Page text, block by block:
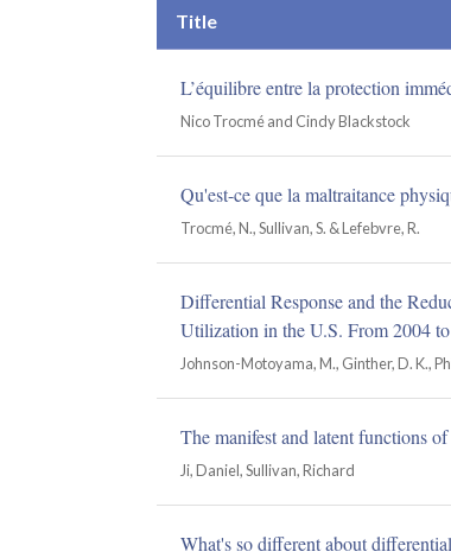
Title
L’équilibre entre la protection
Nico Trocmé and Cindy Blackstock
Qu'est-ce que la maltraitance
Trocmé, N., Sullivan, S. & Lefebvre, R.
Differential Response and the
Utilization in the U.S. From 2004
Johnson-Motoyama, M., Ginther, D. K.,
The manifest and latent functions
Ji, Daniel, Sullivan, Richard
What's so different about